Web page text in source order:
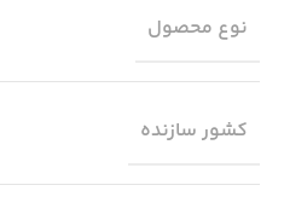
نوع محصول
کشور سازنده